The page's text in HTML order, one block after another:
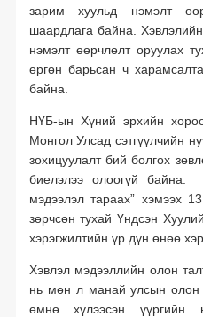
зарим хуульд нэмэлт
шаардлага байна.
нэмэлт өөрчлөлт оруулах
өргөн барьсан ч
байна.
НҮБ-ын Хүний эрхийн
Монгол Улсад сэтгүүлчийн
зохицуулалт бий болгох
биелэлээ олоогүй байна.
мэдээлэл тараах” хэмээх
зөрчсөн тухай Үндсэн
хэрэгжилтийн үр дүн өнөө
Хэвлэл мэдээллийн олон
нь мөн л манай улсын олон
өмнө хүлээсэн үүргийн